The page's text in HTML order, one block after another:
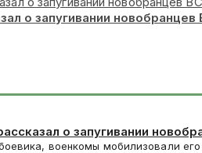
о запугивании
о запугивании
военкомы мобилизовали